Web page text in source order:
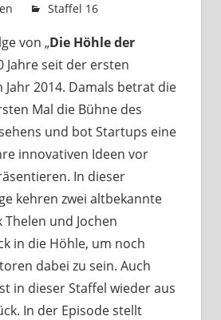
Staffel 16
23.
von „Die Höhle der
Jahre seit der ersten
2014. Damals betrat die
Mal die Bühne des
und bot Startups eine
innovativen Ideen vor
In dieser
kehren zwei altbekannte
Thelen und Jochen
in die Höhle, um noch
dabei zu sein. Auch
in dieser Staffel wieder aus
In der Episode stellt